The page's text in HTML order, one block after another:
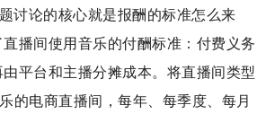
讨论的核心就是报酬的标准怎么来
播间使用音乐的付酬标准：付费义务
平台和主播分摊成本。将直播间类型
的电商直播间，每年、每季度、每月